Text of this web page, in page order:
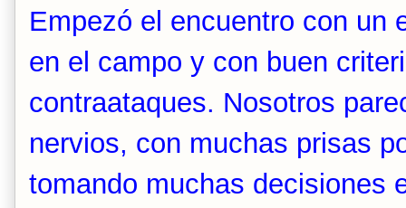
Empezó el encuentro con un
en el campo y con buen
contraataques. Nosotros
nervios, con muchas prisas
tomando muchas decisiones